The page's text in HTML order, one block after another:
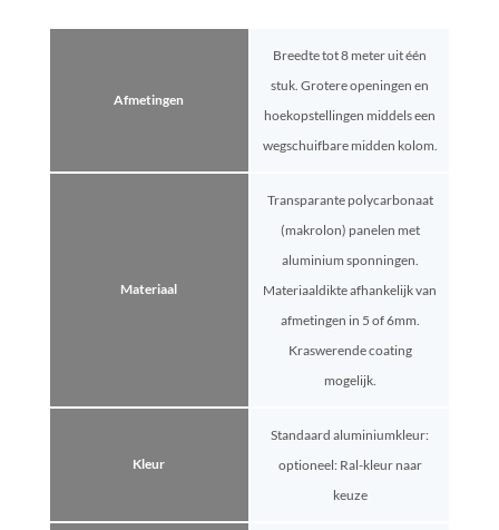
Afmetingen
Breedte tot 8 meter uit één
stuk. Grotere openingen en
hoekopstellingen middels een
wegschuifbare midden kolom.
Materiaal
Transparante polycarbonaat
(makrolon) panelen met
aluminium sponningen.
Materiaaldikte afhankelijk van
afmetingen in 5 of 6mm.
Kraswerende coating
mogelijk.
Kleur
Standaard aluminiumkleur:
optioneel: Ral-kleur naar
keuze